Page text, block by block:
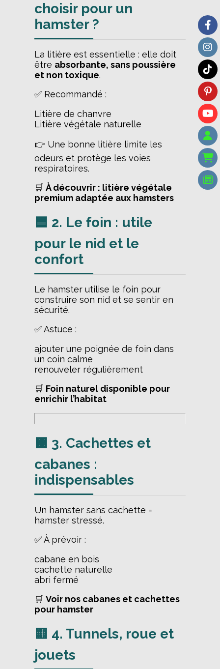
choisir pour un
hamster ?
La litière est essentielle : elle doit
être absorbante, sans poussière
et non toxique.
✅ Recommandé :
Litière de chanvre
Litière végétale naturelle
👉 Une bonne litière limite les
odeurs et protège les voies
respiratoires.
🛒 À découvrir : litière végétale
premium adaptée aux hamsters
🟦 2. Le foin : utile
pour le nid et le
confort
Le hamster utilise le foin pour
construire son nid et se sentir en
sécurité.
✅ Astuce :
ajouter une poignée de foin dans
un coin calme
renouveler régulièrement
🛒 Foin naturel disponible pour
enrichir l’habitat
🟧 3. Cachettes et
cabanes :
indispensables
Un hamster sans cachette =
hamster stressé.
✅ À prévoir :
cabane en bois
cachette naturelle
abri fermé
🛒 Voir nos cabanes et cachettes
pour hamster
🟨 4. Tunnels, roue et
jouets